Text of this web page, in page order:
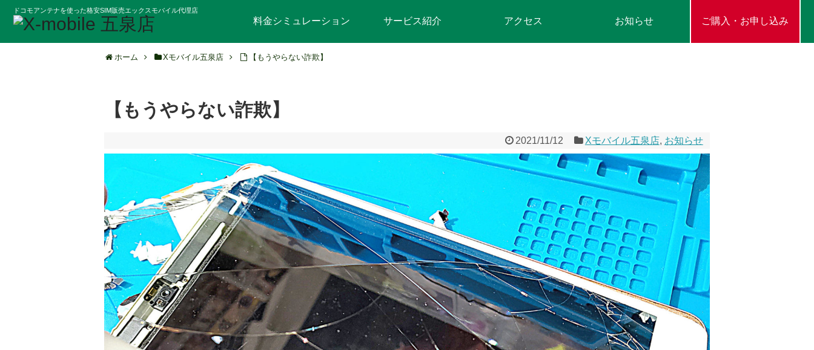
ドコモアンテナを使った格安SIM販売エックスモバイル代理店
料金シミュレーション サービス紹介 アクセス お知らせ ご購入・お申し込み
ホーム Xモバイル五泉店 【もうやらない詐欺】
【もうやらない詐欺】
2021/11/12 Xモバイル五泉店, お知らせ